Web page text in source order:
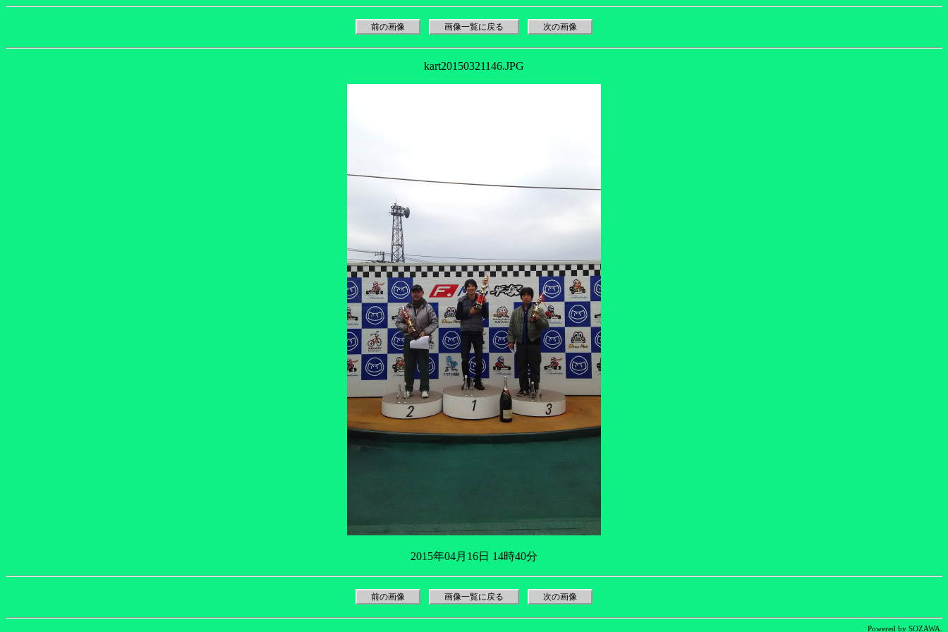
前の画像 画像一覧に戻る 次の画像
kart20150321146.JPG
2015年04月16日 14時40分
前の画像 画像一覧に戻る 次の画像
Powered by SOZAWA.